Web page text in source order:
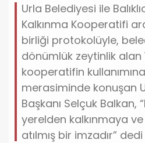
Urla Belediyesi ile
Kalkınma Kooperatifi
birliği protokolüyle,
dönümlük zeytinlik alan
kooperatifin
merasiminde konuşan
Başkanı Selçuk Balkan,
yerelden kalkınmaya
atılmış bir imzadır” dedi